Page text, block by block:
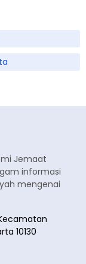
Jemaat
informasi
mengenai
10130